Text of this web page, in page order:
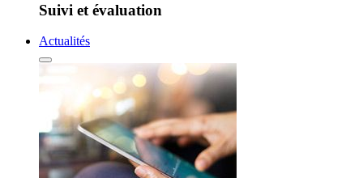
Suivi et évaluation
Actualités